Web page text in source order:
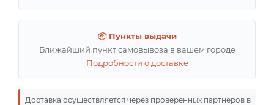
📦 Пункты выдачи
Ближайший пункт самовывоза в вашем городе
Подробности о доставке
Доставка осуществляется через проверенных партнеров в